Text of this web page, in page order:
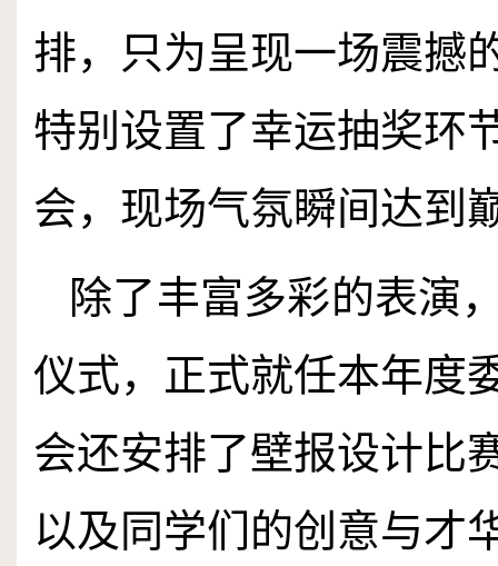
排，只为呈现一场震撼
特别设置了幸运抽奖环
会，现场气氛瞬间达到
除了丰富多彩的表演
仪式，正式就任本年度
会还安排了壁报设计比
以及同学们的创意与才